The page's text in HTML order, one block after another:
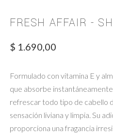
FRESH AFFAIR -
$ 1.690,00
Formulado con vitamina E y
que absorbe
refrescar todo tipo de cabello
sensación liviana y limpia. Su
proporciona una fragancia